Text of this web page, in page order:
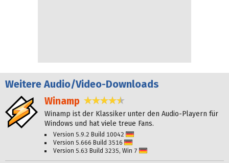
Weitere Audio/Video-Downloads
Winamp 4,5 Sterne
Winamp ist der Klassiker unter den Audio-Playern für
Windows und hat viele treue Fans.
Version 5.9.2 Build 10042
Version 5.666 Build 3516
Version 5.63 Build 3235, Win 7